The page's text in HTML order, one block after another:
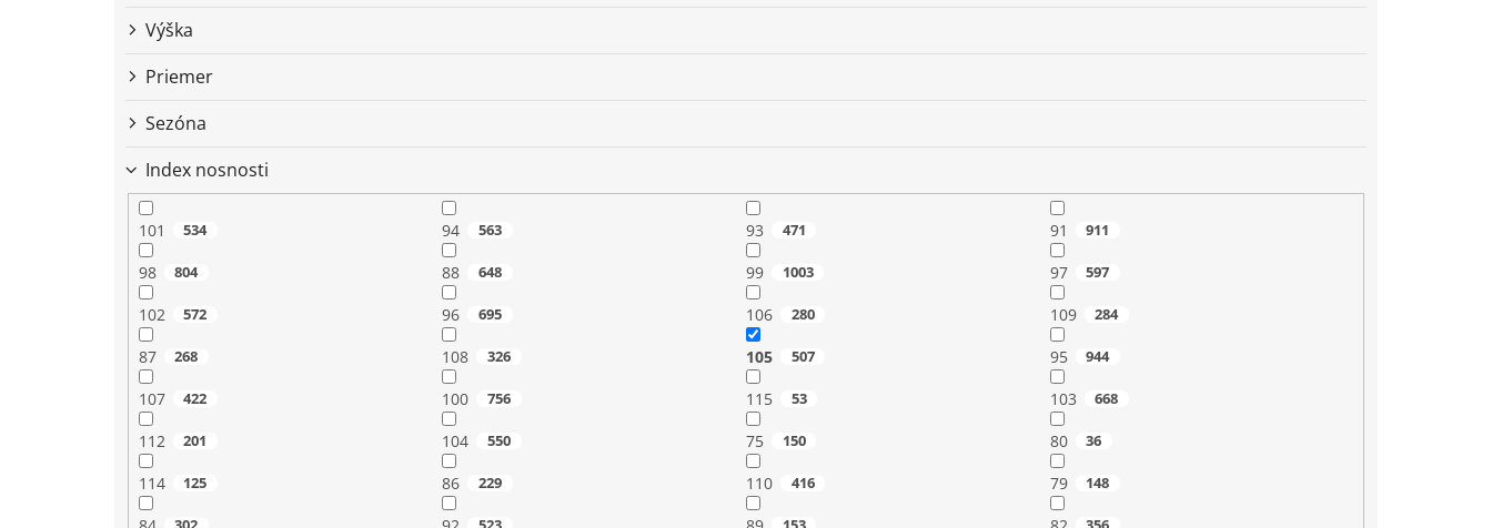
Výška
Priemer
Sezóna
Index nosnosti
101 534 94 563 93 471 91 911
98 804 88 648 99 1003 97 597
102 572 96 695 106 280 109 284
87 268 108 326 105 507 95 944
107 422 100 756 115 53 103 668
112 201 104 550 75 150 80 36
114 125 86 229 110 416 79 148